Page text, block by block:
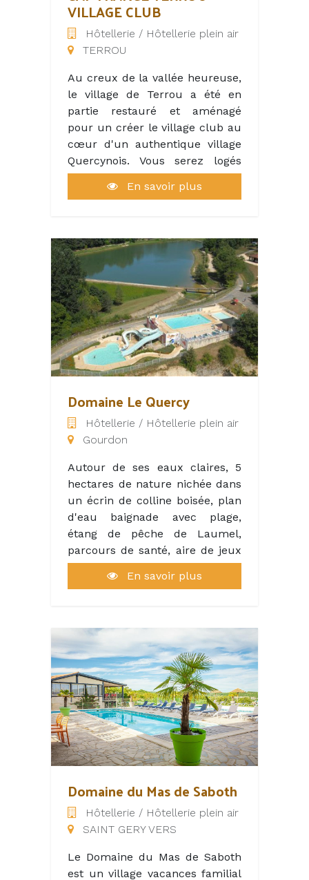
VILLAGE CLUB
Hôtellerie / Hôtellerie plein air
TERROU
Au creux de la vallée heureuse,
le village de Terrou a été en
partie restauré et aménagé
pour un créer le village club au
cœur d'un authentique village
Quercynois. Vous serez logés
d'anciennes maisons et
commerces rénovés : l'école
dans plusieurs domaines :
Animation, restauration, service,
maintenance et entretien.
notre cadre de travail, un village
club pleine nature, avec un pôle
bien être :
hammam/jacuzzi/sauna,
piscine intérieure avec hydrojets
et piscine extérieure.
hébergements atypiques, une
cuisine du terroir avec 80% au
moins de produits, et du fait
vacanciers peuvent repartir
avec un de chez nous chez
eux).
Nous recevons tout type de
public : groupes /
randonneurs/découvreurs/famil
les/séminaires/repas de
familles.../cyclistes...
En savoir plus
Domaine Le Quercy
Hôtellerie / Hôtellerie plein air
Gourdon
Autour de ses eaux claires, 5
hectares de nature nichée dans
un écrin de colline boisée, plan
d'eau baignade avec plage,
étang de pêche de Laumel,
parcours de santé, aire de jeux
pour les enfants.
commerciales, artisanales et
culturelles, sans oublier la
bonne table réputée de notre
terroir, venez goûter au plaisir
simple de vacances familiales
reposantes.
Camping agréable, calme et
bien ombragé.
Le camping se situe à 20kms de
et 30kms de Cahors.
En savoir plus
Domaine du Mas de Saboth
Hôtellerie / Hôtellerie plein air
SAINT GERY VERS
Le Domaine du Mas de Saboth
est un village vacances familial